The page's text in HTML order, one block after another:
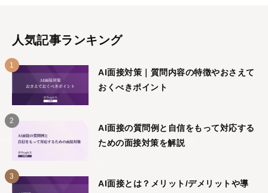
人気記事ランキング
AI面接対策｜質問内容の特徴やおさえて
おくべきポイント
AI面接の質問例と自信をもって対応する
ための面接対策を解説
AI面接とは？メリット/デメリットや導